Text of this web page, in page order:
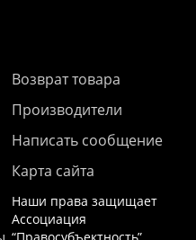
Возврат товара
Производители
Написать сообщение
Карта сайта
Наши права защищает
Ассоциация